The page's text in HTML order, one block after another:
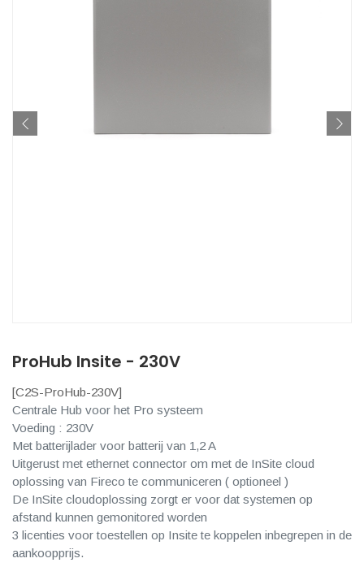
ProHub Insite - 230V
[C2S-ProHub-230V]
Centrale Hub voor het Pro systeem
Voeding : 230V
Met batterijlader voor batterij van 1,2 A
Uitgerust met ethernet connector om met de InSite cloud
oplossing van Fireco te communiceren ( optioneel )
De InSite cloudoplossing zorgt er voor dat systemen op
afstand kunnen gemonitored worden
3 licenties voor toestellen op Insite te koppelen inbegrepen in de
aankoopprijs.